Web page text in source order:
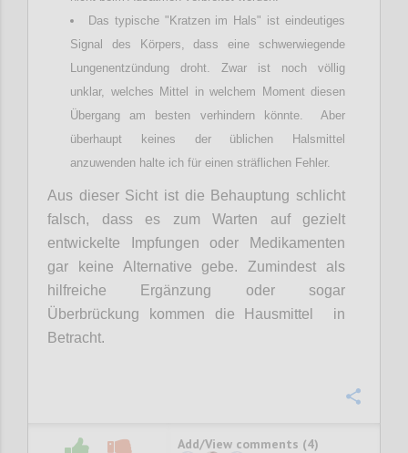
Das typische "Kratzen im Hals" ist eindeutiges
Signal des Körpers, dass eine schwerwiegende
Lungenentzündung droht. Zwar ist noch völlig
unklar, welches Mittel in welchem Moment diesen
Übergang am besten verhindern könnte. Aber
überhaupt keines der üblichen Halsmittel
anzuwenden halte ich für einen sträflichen Fehler.
Aus dieser Sicht ist die Behauptung schlicht
falsch, dass es zum Warten auf gezielt
entwickelte Impfungen oder Medikamenten
gar keine Alternative gebe. Zumindest als
hilfreiche Ergänzung oder sogar
Überbrückung kommen die Hausmittel in
Betracht.
Add/View comments (4)